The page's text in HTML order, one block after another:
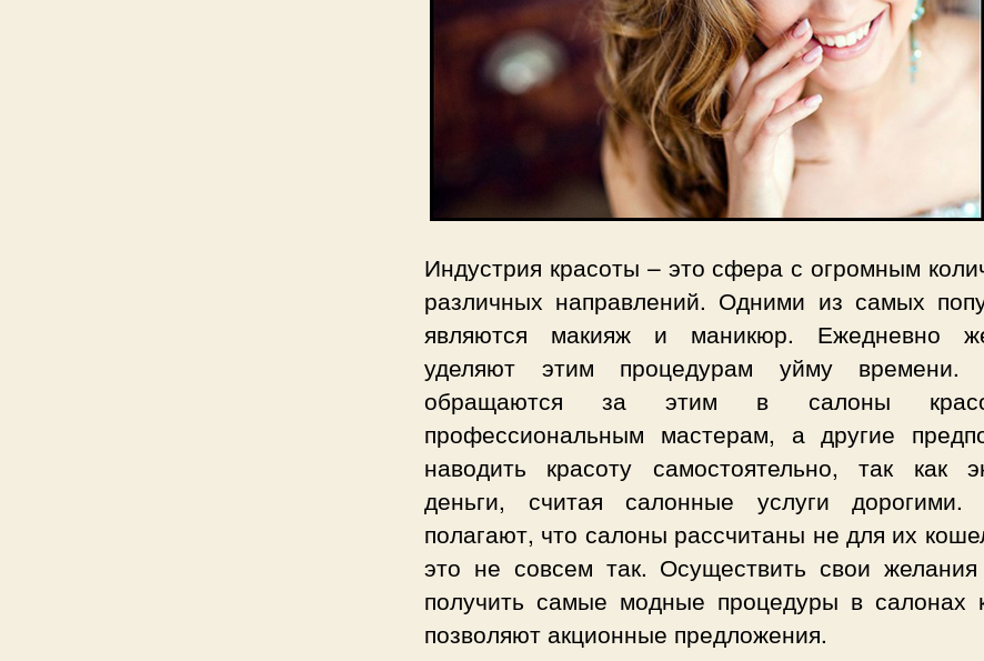
Индустрия красоты – это сфера с огромным
различных направлений. Одними из самых
являются макияж и маникюр. Ежедневно
уделяют этим процедурам уйму времени.
обращаются за этим в салоны
профессиональным мастерам, а другие
наводить красоту самостоятельно, так как
деньги, считая салонные услуги дорогими.
полагают, что салоны рассчитаны не для их
это не совсем так. Осуществить свои
получить самые модные процедуры в салонах
позволяют акционные предложения.